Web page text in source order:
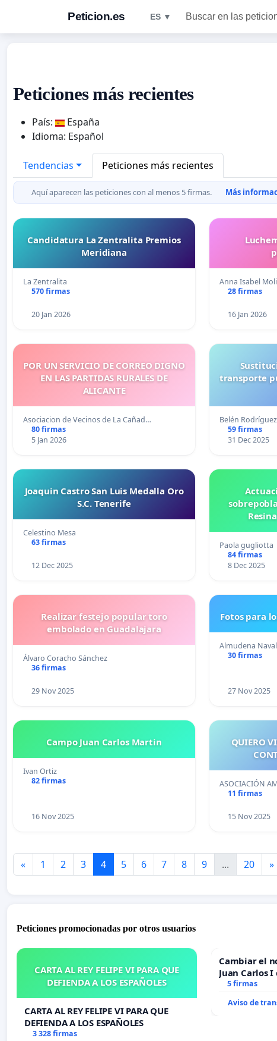
Peticion.es ES ▼ Buscar en las
Peticiones más recientes
País:
España
Idioma: Español
Tendencias Peticiones más recientes
Aquí aparecen las peticiones con al menos 5 firmas. Más
Candidatura La Zentralita Premios
Meridiana
La Zentralita
570 firmas
20 Jan 2026
Anna Isabel
28 firmas
16 Jan 2026
POR UN SERVICIO DE CORREO DIGNO
EN LAS PARTIDAS RURALES DE
ALICANTE
Asociacion de Vecinos de La Cañad…
80 firmas
5 Jan 2026
transporte
Belén
59 firmas
31 Dec 2025
Joaquin Castro San Luis Medalla Oro
S.C. Tenerife
Celestino Mesa
63 firmas
12 Dec 2025
Paola gugliotta
84 firmas
8 Dec 2025
Realizar festejo popular toro
embolado en Guadalajara
Álvaro Coracho Sánchez
36 firmas
29 Nov 2025
Fotos para
Almudena
30 firmas
27 Nov 2025
Campo Juan Carlos Martin
Ivan Ortiz
82 firmas
16 Nov 2025
QUIERO
ASOCIACIÓN
11 firmas
15 Nov 2025
« 1 2 3 4 5 6 7 8 9 ... 20 »
Peticiones promocionadas por otros usuarios
CARTA AL REY FELIPE VI PARA QUE
DEFIENDA A LOS ESPAÑOLES
CARTA AL REY FELIPE VI PARA QUE
DEFIENDA A LOS ESPAÑOLES
3 328 firmas
Cambiar el
Juan Carlos I
5 firmas
Aviso de